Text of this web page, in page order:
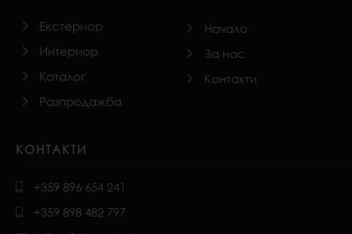
Екстериор
Интериор
Каталог
Разпродажба
Начало
За нас
Контакти
КОНТАКТИ
+359 896 654 241
+359 898 482 797